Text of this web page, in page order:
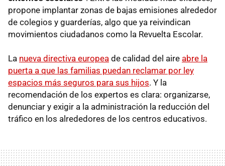
propone implantar zonas de bajas emisiones alrededor
de colegios y guarderías, algo que ya reivindican
movimientos ciudadanos como la Revuelta Escolar.
La nueva directiva europea de calidad del aire abre la
puerta a que las familias puedan reclamar por ley
espacios más seguros para sus hijos. Y la
recomendación de los expertos es clara: organizarse,
denunciar y exigir a la administración la reducción del
tráfico en los alrededores de los centros educativos.